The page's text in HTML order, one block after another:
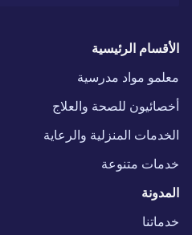
الأقسام الرئيسية
معلمو مواد مدرسية
أخصائيون للصحة والعلاج
الخدمات المنزلية والرعاية
خدمات متنوعة
المدونة
خدماتنا